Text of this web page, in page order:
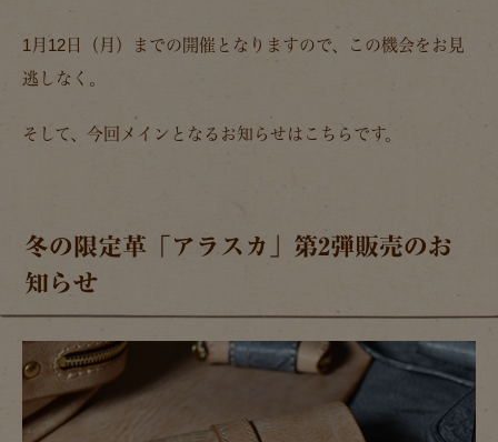
1月12日（月）までの開催となりますので、この機会をお見
逃しなく。
そして、今回メインとなるお知らせはこちらです。
冬の限定革「アラスカ」第2弾販売のお
知らせ